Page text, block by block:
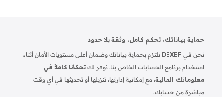
حماية بياناتك، تحكم كامل، وثقة بلا حدود
نحن في DEXEF نلتزم بحماية بياناتك وضمان أعلى مستويات الأمان أثناء
استخدام برنامج الحسابات الخاص بنا. نوفر لك تحكمًا كاملاً في
معلوماتك المالية، مع إمكانية إدارتها، تنزيلها أو تحديثها في أي وقت
مباشرة من حسابك.